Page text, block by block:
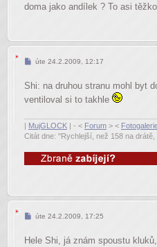
doma jako andílek ? To asi těžko
Příspěvek
úte 24.2.2009, 12:17
Shi: na druhou stranu mohl byt
ventiloval si to takhle
| MujGLOCK | - < Forum > <
Citát dne: "Rychlejší, než 158 na
Příspěvek
úte 24.2.2009, 17:25
Hele Shi, já znám spoustu